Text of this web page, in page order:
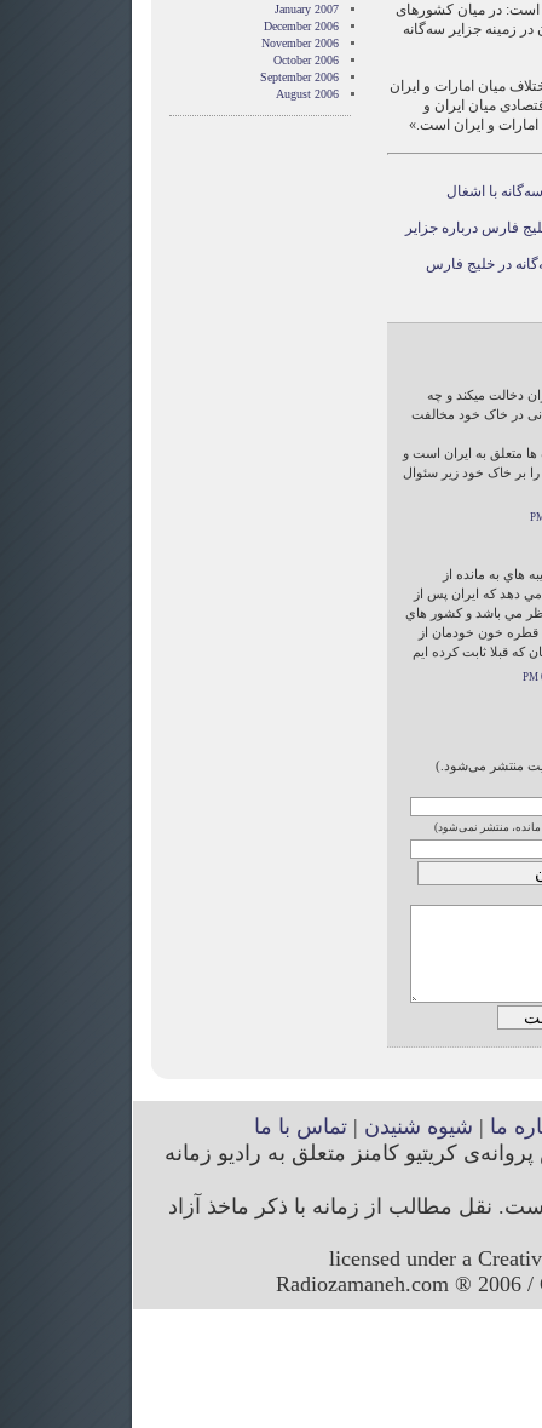
است: در میان کشورهای
زمینه جزایر سه‌گانه
میان امارات و ایران
میان ایران و
و ایران است.»
با اشغال
فارس درباره جزایر
در خلیج فارس
دخالت میکند و چه
در خاک خود مخالفت
متعلق به ایران است و
بر خاک خود زیر سئوال
هاي به مانده از
دهد كه ايران پس از
مي باشد و كشور هاي
قطره خون خودمان از
كه قبلا ثابت كرده ايم
منتشر می‌شود.)
مانده، منتشر نمی‌شود)
January 2007
December 2006
November 2006
October 2006
September 2006
August 2006
ما | شیوه شنیدن |تماس با ما
کریتیو کامنز متعلق به رادیو زمانه
نقل مطالب از زمانه با ذکر ماخذ آزاد
licensed under a